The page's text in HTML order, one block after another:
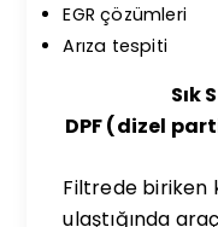
EGR çözümleri
Arıza tespiti
Sık
DPF (dizel
Filtrede biriken
ulaştığında